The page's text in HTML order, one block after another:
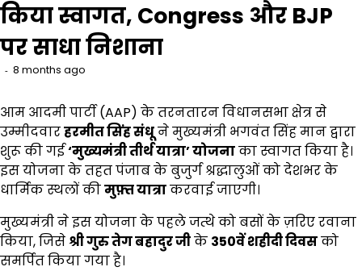
किया स्वागत, Congress और BJP
पर साधा निशाना
8 months ago
आम आदमी पार्टी (AAP) के तरनतारन विधानसभा क्षेत्र से
उम्मीदवारहरमीत सिंह संधूने मुख्यमंत्री भगवंत सिंह मान द्वारा
शुरू की गई‘मुख्यमंत्री तीर्थ यात्रा’योजनाका स्वागत किया है।
इस योजना के तहत पंजाब के बुजुर्ग श्रद्धालुओं को देशभर के
धार्मिक स्थलों कीमुफ़्त यात्राकरवाई जाएगी।
मुख्यमंत्री ने इस योजना के पहले जत्थे को बसों के ज़रिए रवाना
किया, जिसेश्री गुरु तेग बहादुर जीके 350वें शहीदी दिवसको
समर्पित किया गया है।